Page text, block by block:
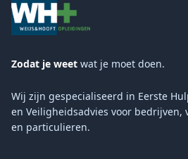
Zodat je weet wat je moet doen.
Wij zijn gespecialiseerd in Eerste
en Veiligheidsadvies voor
en particulieren.